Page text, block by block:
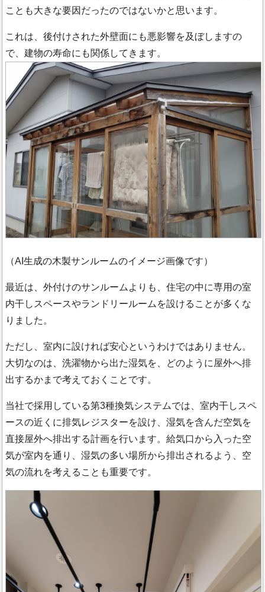
ことも大きな要因だったのではないかと思います。
これは、後付けされた外壁面にも悪影響を及ぼしますの
で、建物の寿命にも関係してきます。
（AI生成の木製サンルームのイメージ画像です）
最近は、外付けのサンルームよりも、住宅の中に専用の室
内干しスペースやランドリールームを設けることが多くな
りました。
ただし、室内に設ければ安心というわけではありません。
大切なのは、洗濯物から出た湿気を、どのように屋外へ排
出するかまで考えておくことです。
当社で採用している第3種換気システムでは、室内干しスペ
ースの近くに排気レジスターを設け、湿気を含んだ空気を
直接屋外へ排出する計画を行います。給気口から入った空
気が室内を通り、湿気の多い場所から排出されるよう、空
気の流れを考えることも重要です。